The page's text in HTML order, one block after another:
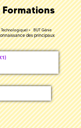
Technologique)
BUT Génie
des principaux